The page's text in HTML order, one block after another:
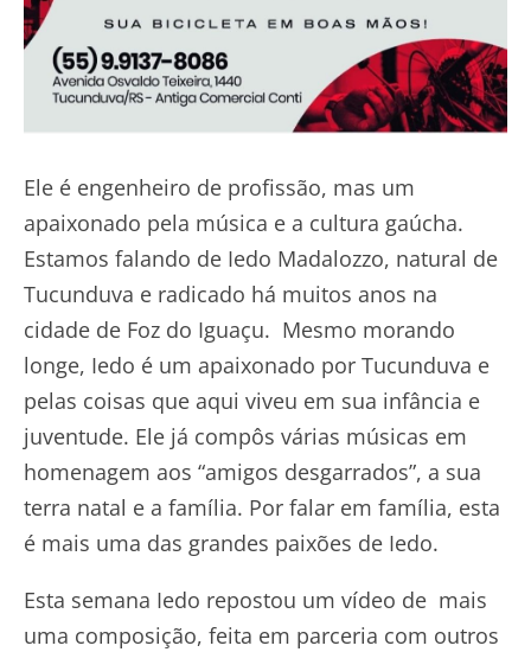
Ele é engenheiro de profissão, mas um
apaixonado pela música e a cultura gaúcha.
Estamos falando de Iedo Madalozzo, natural de
Tucunduva e radicado há muitos anos na
cidade de Foz do Iguaçu. Mesmo morando
longe, Iedo é um apaixonado por Tucunduva e
pelas coisas que aqui viveu em sua infância e
juventude. Ele já compôs várias músicas em
homenagem aos “amigos desgarrados”, a sua
terra natal e a família. Por falar em família, esta
é mais uma das grandes paixões de Iedo.
Esta semana Iedo repostou um vídeo de mais
uma composição, feita em parceria com outros